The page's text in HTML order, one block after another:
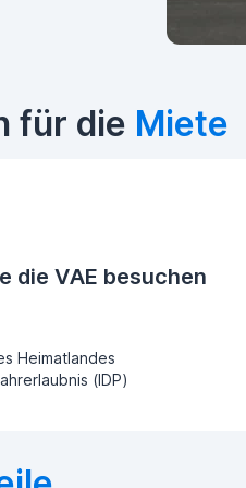
für die Miete
die VAE besuchen
Heimatlandes
(IDP)